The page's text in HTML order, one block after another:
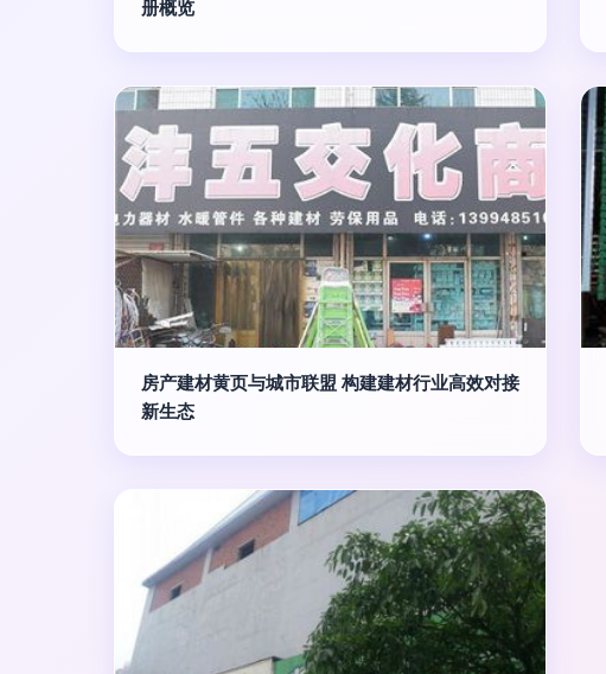
册概览
房产建材黄页与城市联盟 构建建材行业高效对接
新生态